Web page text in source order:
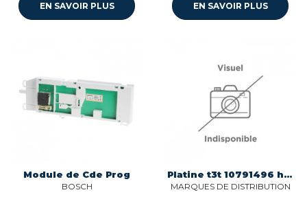
EN SAVOIR PLUS EN SAVOIR PLUS
Module de Cde Prog
BOSCH
Platine t3t 10791496 hpal05 pour seche-linge Sogedis 22398881
MARQUES DE DISTRIBUTION